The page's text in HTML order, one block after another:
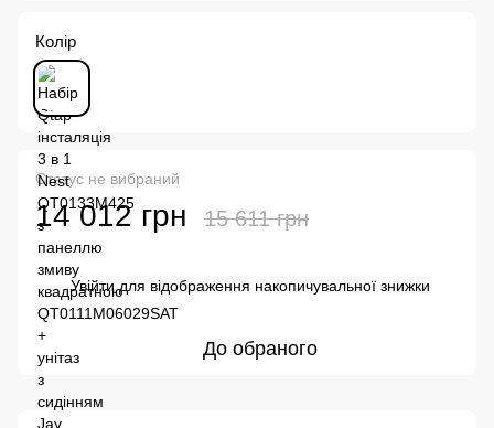
Колір
Статус не вибраний
14 012 грн 15 611 грн
Увійтидля відображення накопичувальної знижки
До обраного